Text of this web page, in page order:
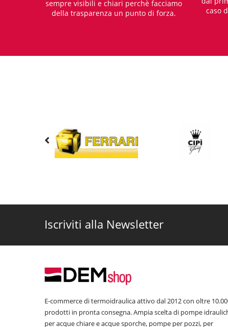
sempre visibili e chiari perchè facciamo
della trasparenza un punto di forza.
caso
Iscriviti alla Newsletter
E-commerce di termoidraulica attivo dal 2012 con oltre
prodotti in pronta consegna. Ampia scelta di pompe
per acque chiare e acque sporche, pompe per pozzi, per